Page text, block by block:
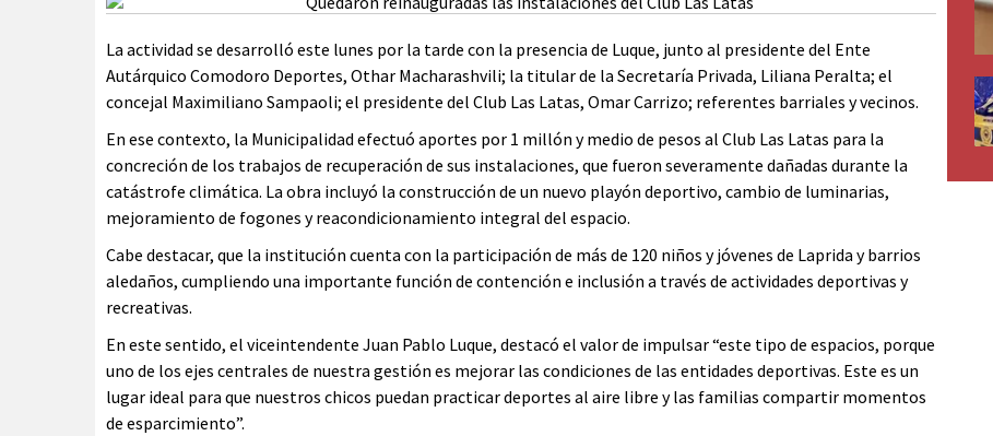
La actividad se desarrolló este lunes por la tarde con la presencia de Luque, junto al presidente del Ente
Autárquico Comodoro Deportes, Othar Macharashvili; la titular de la Secretaría Privada, Liliana Peralta; el
concejal Maximiliano Sampaoli; el presidente del Club Las Latas, Omar Carrizo; referentes barriales y vecinos.
En ese contexto, la Municipalidad efectuó aportes por 1 millón y medio de pesos al Club Las Latas para la
concreción de los trabajos de recuperación de sus instalaciones, que fueron severamente dañadas durante la
catástrofe climática. La obra incluyó la construcción de un nuevo playón deportivo, cambio de luminarias,
mejoramiento de fogones y reacondicionamiento integral del espacio.
Cabe destacar, que la institución cuenta con la participación de más de 120 niños y jóvenes de Laprida y barrios
aledaños, cumpliendo una importante función de contención e inclusión a través de actividades deportivas y
recreativas.
En este sentido, el viceintendente Juan Pablo Luque, destacó el valor de impulsar “este tipo de espacios, porque
uno de los ejes centrales de nuestra gestión es mejorar las condiciones de las entidades deportivas. Este es un
lugar ideal para que nuestros chicos puedan practicar deportes al aire libre y las familias compartir momentos
de esparcimiento”.